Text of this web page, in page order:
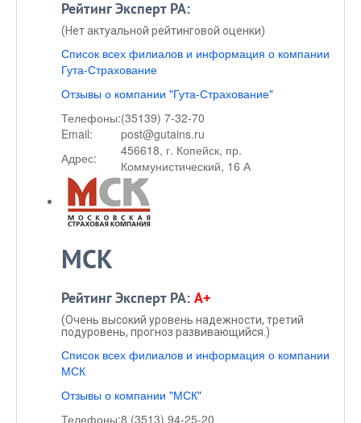
Рейтинг Эксперт РА:
(Нет актуальной рейтинговой оценки)
Список всех филиалов и информация о компании
Гута-Страхование
Отзывы о компании "Гута-Страхование"
Телефоны:(35139) 7-32-70
Email:
post@gutains.ru
Адрес:
456618, г. Копейск, пр.
Коммунистический, 16 А
МСК
Рейтинг Эксперт РА: A+
(Очень высокий уровень надежности, третий
подуровень, прогноз развивающийся.)
Список всех филиалов и информация о компании
МСК
Отзывы о компании "МСК"
Телефоны:8 (3513) 94-25-20